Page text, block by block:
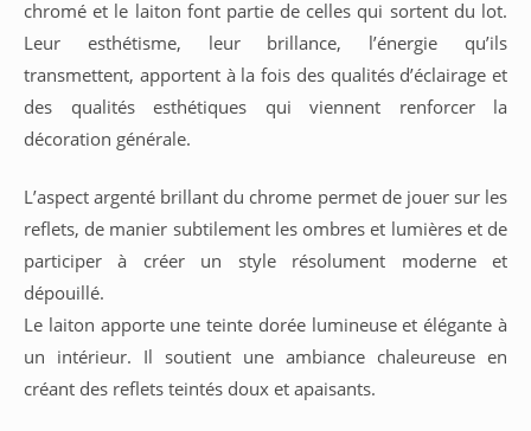
chromé et le laiton font partie de celles qui sortent du lot.
Leur esthétisme, leur brillance, l’énergie qu’ils
transmettent, apportent à la fois des qualités d’éclairage et
des qualités esthétiques qui viennent renforcer la
décoration générale.
L’aspect argenté brillant du chrome permet de jouer sur les
reflets, de manier subtilement les ombres et lumières et de
participer à créer un style résolument moderne et
dépouillé.
Le laiton apporte une teinte dorée lumineuse et élégante à
un intérieur. Il soutient une ambiance chaleureuse en
créant des reflets teintés doux et apaisants.